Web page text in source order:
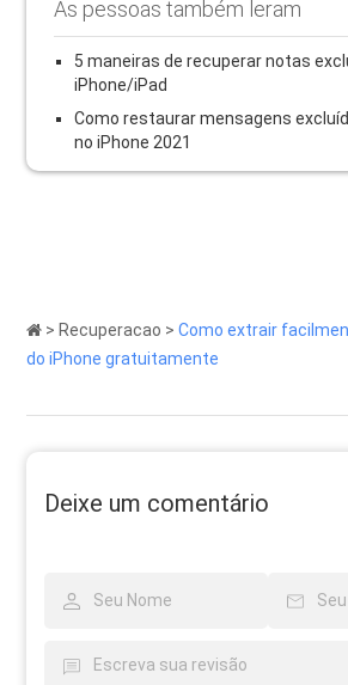
As pessoas também leram
5 maneiras de recuperar notas
iPhone/iPad
Como restaurar mensagens
no ​​iPhone 2021
> Recuperacao >Como extrair
do iPhone gratuitamente
Deixe um comentário